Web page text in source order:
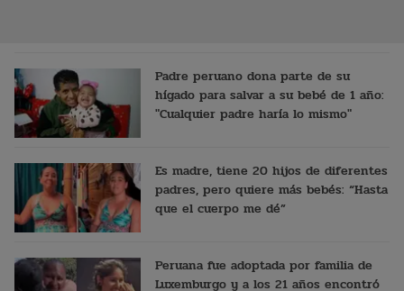
Padre peruano dona parte de su
hígado para salvar a su bebé de 1 año:
"Cualquier padre haría lo mismo"
Es madre, tiene 20 hijos de diferentes
padres, pero quiere más bebés: “Hasta
que el cuerpo me dé”
Peruana fue adoptada por familia de
Luxemburgo y a los 21 años encontró